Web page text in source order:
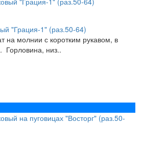
"Грация-1" (раз.50-64)
на молнии с коротким рукавом, в
Горловина, низ..